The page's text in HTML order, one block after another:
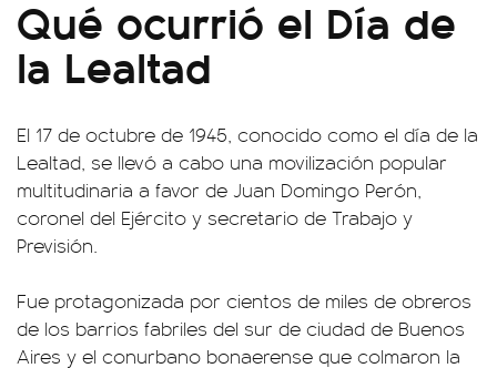
Qué ocurrió el Día de
la Lealtad
El 17 de octubre de 1945, conocido como el día de la
Lealtad, se llevó a cabo una movilización popular
multitudinaria a favor de Juan Domingo Perón,
coronel del Ejército y secretario de Trabajo y
Previsión.
Fue protagonizada por cientos de miles de obreros
de los barrios fabriles del sur de ciudad de Buenos
Aires y el conurbano bonaerense que colmaron la